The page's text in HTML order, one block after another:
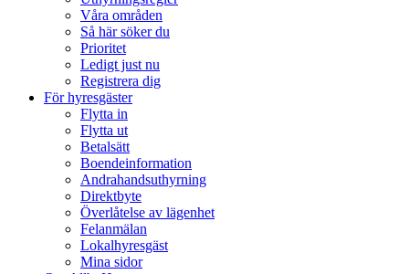
Våra områden
Så här söker du
Prioritet
Ledigt just nu
Registrera dig
För hyresgäster
Flytta in
Flytta ut
Betalsätt
Boendeinformation
Andrahandsuthyrning
Direktbyte
Överlåtelse av lägenhet
Felanmälan
Lokalhyresgäst
Mina sidor